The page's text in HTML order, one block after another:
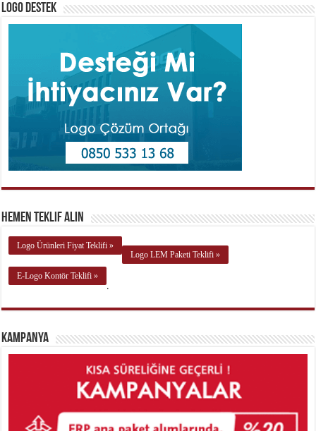
Logo Destek
Hemen Teklif Alın
Logo Ürünleri Fiyat Teklifi »
Logo LEM Paketi Teklifi »
E-Logo Kontör Teklifi »
.
Kampanya